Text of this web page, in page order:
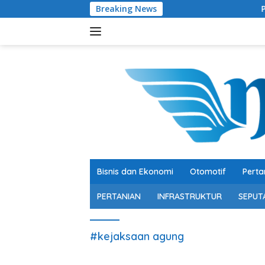
ke
Breaking News Pertumbuhan
Bisnis dan Ekonomi Otomotif
PERTANIAN INFRASTRUKTUR
#kejaksaan agung